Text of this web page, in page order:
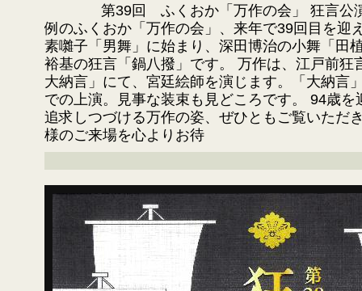
第39回 ふくおか「万作の会」 狂言公
例のふくおか「万作の会」、来年で39回目を迎
素囃子「男舞」に始まり、深田博治の小舞「田
裕基の狂言「鍋八撥」です。 万作は、江戸前
大納言」にて、宮廷絵師を演じます。「大納言
での上演。見事な装束も見どころです。 94歳
追求しつづける万作の姿、ぜひともご覧いただ
様のご来場を心よりお待